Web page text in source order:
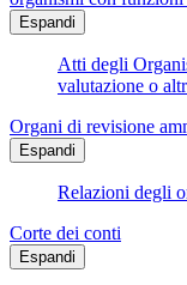
Espandi
Atti degli
valutazione o
Organi di revisione
Espandi
Relazioni degli
Corte dei conti
Espandi